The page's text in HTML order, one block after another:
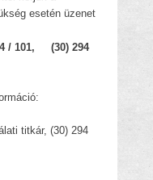
esetén üzenet
/ 101, (30) 294
titkár, (30) 294